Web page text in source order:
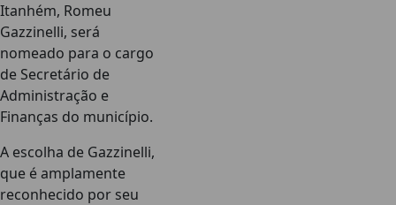
Itanhém, Romeu
Gazzinelli, será
nomeado para o cargo
de Secretário de
Administração e
Finanças do município.
A escolha de Gazzinelli,
que é amplamente
reconhecido por seu